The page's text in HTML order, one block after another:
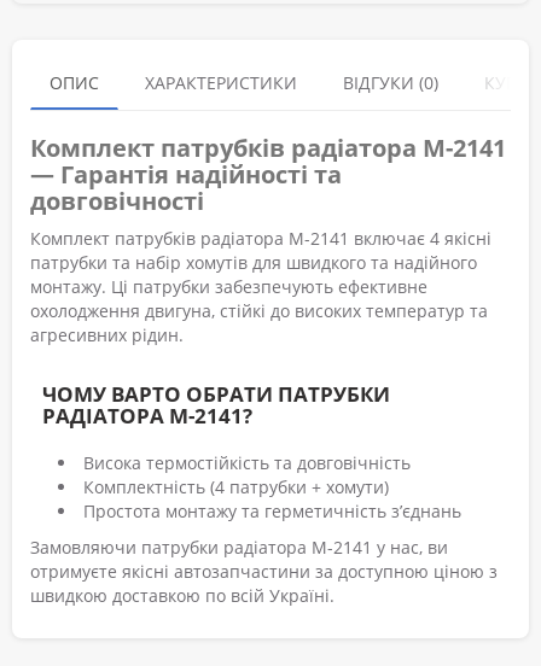
ОПИС ХАРАКТЕРИСТИКИ ВІДГУКИ (0)
Комплект патрубків радіатора М-2141
— Гарантія надійності та
довговічності
Комплект патрубків радіатора М-2141 включає 4 якісні
патрубки та набір хомутів для швидкого та надійного
монтажу. Ці патрубки забезпечують ефективне
охолодження двигуна, стійкі до високих температур та
агресивних рідин.
ЧОМУ ВАРТО ОБРАТИ ПАТРУБКИ
РАДІАТОРА М-2141?
Висока термостійкість та довговічність
Комплектність (4 патрубки + хомути)
Простота монтажу та герметичність з’єднань
Замовляючи патрубки радіатора М-2141 у нас, ви
отримуєте якісні автозапчастини за доступною ціною з
швидкою доставкою по всій Україні.